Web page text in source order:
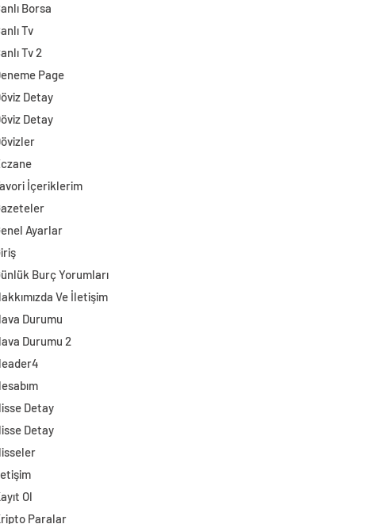
Borsa
Tv
Tv 2
Page
Detay
Detay
İçeriklerim
Ayarlar
Burç Yorumları
Ve İletişim
Durumu
Durumu 2
Detay
Detay
Ol
Paralar